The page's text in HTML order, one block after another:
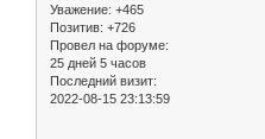
Уважение: +465
Позитив: +726
Провел на форуме:
25 дней 5 часов
Последний визит:
2022-08-15 23:13:59